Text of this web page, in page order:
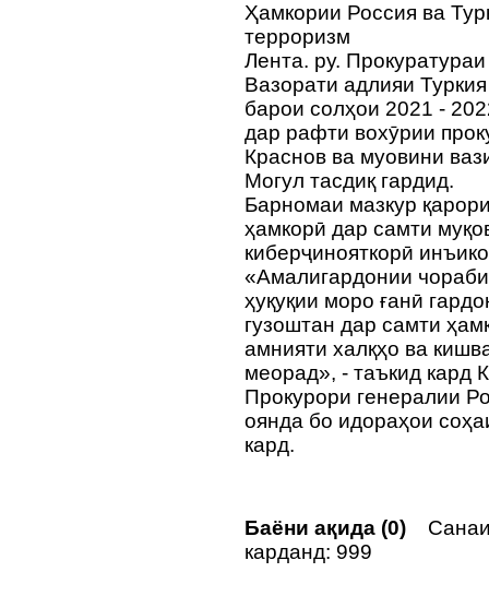
Ҳамкории Россия ва
терроризм
Лента. ру.
Вазорати адлияи
барои солҳои 2021 -
дар рафти вохӯрии
Краснов ва муовини
Могул тасдиқ гардид.
Барномаи мазкур
ҳамкорӣ дар самти
киберҷинояткорӣ
«Амалигардонии
ҳуқуқии моро ғанӣ
гузоштан дар самти
амнияти халқҳо ва
меорад», - таъкид кард
Прокурори генералии
оянда бо идораҳои
кард.
Баёни ақида (0)
карданд: 999